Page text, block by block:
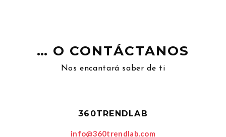
… O CONTÁCTANOS
Nos encantará saber de ti
360TRENDLAB
info@360trendlab.com